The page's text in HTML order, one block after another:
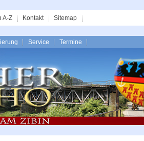
Sitemap
Kontakt
A-Z
Service Termine